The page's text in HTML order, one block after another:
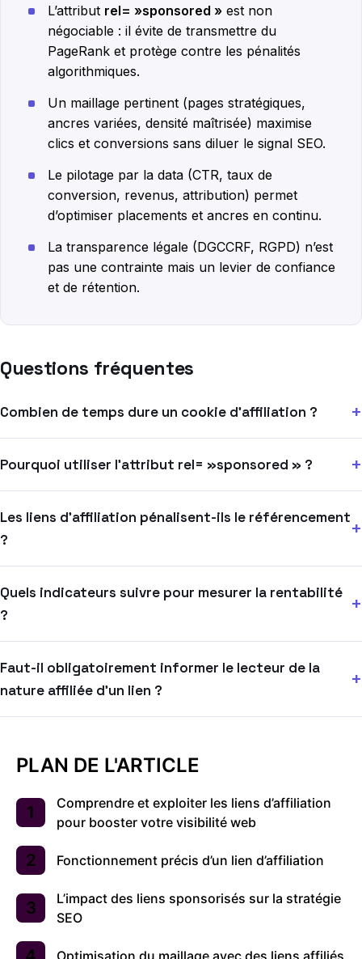
L’attribut rel= »sponsored » est non
négociable : il évite de transmettre du
PageRank et protège contre les pénalités
algorithmiques.
Un maillage pertinent (pages stratégiques,
ancres variées, densité maîtrisée) maximise
clics et conversions sans diluer le signal SEO.
Le pilotage par la data (CTR, taux de
conversion, revenus, attribution) permet
d’optimiser placements et ancres en continu.
La transparence légale (DGCCRF, RGPD) n’est
pas une contrainte mais un levier de confiance
et de rétention.
Questions fréquentes
Combien de temps dure un cookie d’affiliation ?
Pourquoi utiliser l’attribut rel= »sponsored » ?
Les liens d’affiliation pénalisent-ils le référencement
?
Quels indicateurs suivre pour mesurer la rentabilité
?
Faut-il obligatoirement informer le lecteur de la
nature affiliée d’un lien ?
PLAN DE L'ARTICLE
Comprendre et exploiter les liens d’affiliation
pour booster votre visibilité web
Fonctionnement précis d’un lien d’affiliation
L’impact des liens sponsorisés sur la stratégie
SEO
Optimisation du maillage avec des liens affiliés